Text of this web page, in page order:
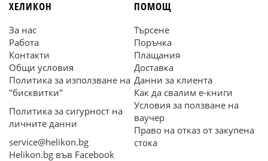
ХЕЛИКОН
За нас
Работа
Контакти
Общи условия
Политика за използване на
"бисквитки"
Политика за сигурност на
личните данни
service@helikon.bg
Helikon.bg във Facebook
ПОМОЩ
Търсене
Поръчка
Плащания
Доставка
Данни за клиента
Как да свалим е-книги
Условия за ползване на
ваучер
Право на отказ от закупена
стока